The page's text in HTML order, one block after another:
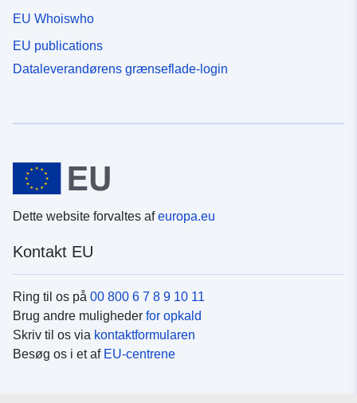
EU Whoiswho
EU publications
Dataleverandørens grænseflade-login
Dette website forvaltes afeuropa.eu
Kontakt EU
Ring til os på 00 800 6 7 8 9 10 11
Brug andre muligheder for opkald
Skriv til os via kontaktformularen
Besøg os i et af EU-centrene